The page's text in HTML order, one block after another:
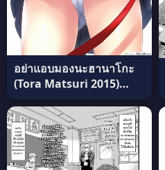
อย่าแอบมองนะฮานาโกะ
(Tora Matsuri 2015)
[Digital Lover
(Nakajima Yuka)] D.L.
action 95 (THE
IDOLM@STER
Cinderella Girls) แปลไทย